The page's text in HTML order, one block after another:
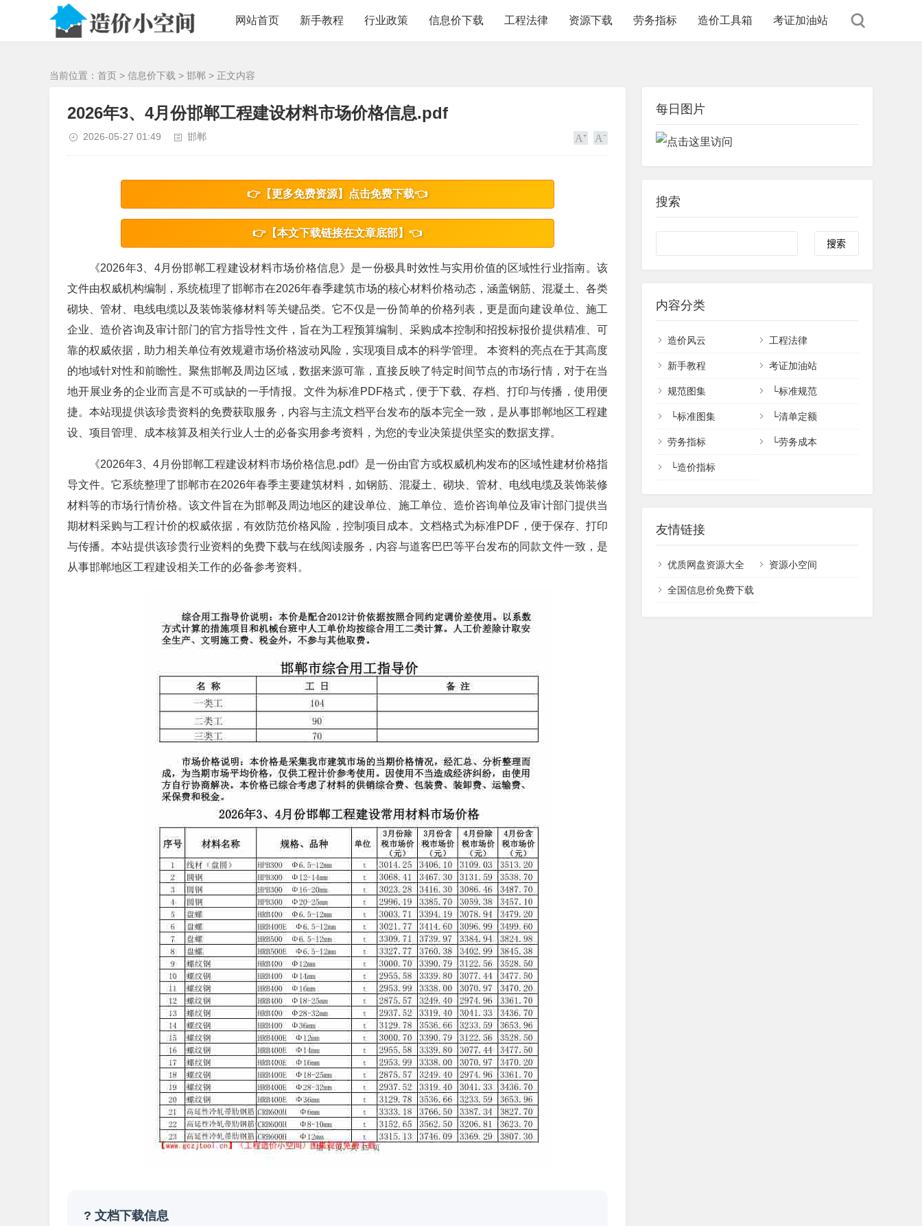
网站首页
新手教程 行业政策 信息价下载 工程法律 资源下载 劳务指标 造价工具箱 考证加油站
当前位置： 首页 > 信息价下载 > 邯郸 > 正文内容
2026年3、4月份邯郸工程建设材料市场价格信息.pdf
2026-05-27 01:49 邯郸
👉【更多免费资源】点击免费下载👈
👉【本文下载链接在文章底部】👈
《2026年3、4月份邯郸工程建设材料市场价格信息》是一份极具时效性与实用价值的区域性行业指南。该
文件由权威机构编制，系统梳理了邯郸市在2026年春季建筑市场的核心材料价格动态，涵盖钢筋、混凝土、各类
砌块、管材、电线电缆以及装饰装修材料等关键品类。它不仅是一份简单的价格列表，更是面向建设单位、施工
企业、造价咨询及审计部门的官方指导性文件，旨在为工程预算编制、采购成本控制和招投标报价提供精准、可
靠的权威依据，助力相关单位有效规避市场价格波动风险，实现项目成本的科学管理。 本资料的亮点在于其高度
的地域针对性和前瞻性。聚焦邯郸及周边区域，数据来源可靠，直接反映了特定时间节点的市场行情，对于在当
地开展业务的企业而言是不可或缺的一手情报。文件为标准PDF格式，便于下载、存档、打印与传播，使用便
捷。本站现提供该珍贵资料的免费获取服务，内容与主流文档平台发布的版本完全一致，是从事邯郸地区工程建
设、项目管理、成本核算及相关行业人士的必备实用参考资料，为您的专业决策提供坚实的数据支撑。
《2026年3、4月份邯郸工程建设材料市场价格信息.pdf》是一份由官方或权威机构发布的区域性建材价格指
导文件。它系统整理了邯郸市在2026年春季主要建筑材料，如钢筋、混凝土、砌块、管材、电线电缆及装饰装修
材料等的市场行情价格。该文件旨在为邯郸及周边地区的建设单位、施工单位、造价咨询单位及审计部门提供当
期材料采购与工程计价的权威依据，有效防范价格风险，控制项目成本。文档格式为标准PDF，便于保存、打印
与传播。本站提供该珍贵行业资料的免费下载与在线阅读服务，内容与道客巴巴等平台发布的同款文件一致，是
从事邯郸地区工程建设相关工作的必备参考资料。
? 文档下载信息
每日图片
搜索
内容分类
造价风云 工程法律
新手教程 考证加油站
规范图集 └标准规范
└标准图集 └清单定额
劳务指标 └劳务成本
└造价指标
友情链接
优质网盘资源大全 资源小空间
全国信息价免费下载